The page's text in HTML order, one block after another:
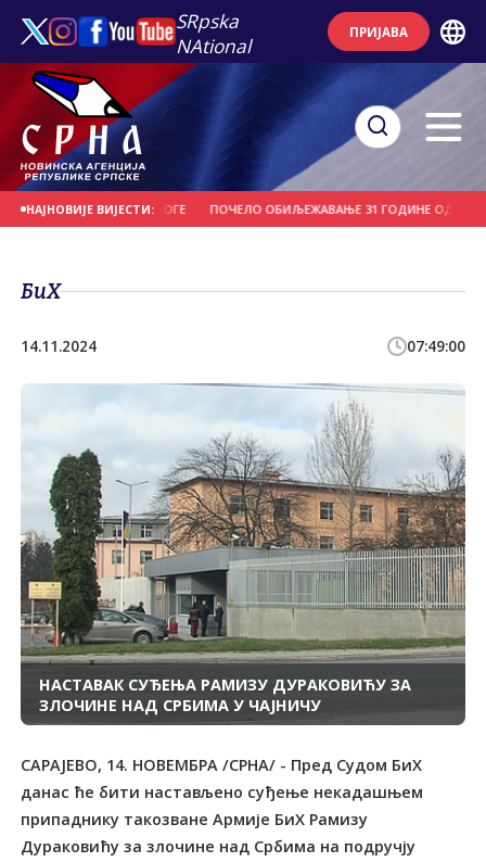
SRpska
NAtional
ПРИЈАВА
НАЈНОВИЈЕ ВИЈЕСТИ:
УХАПШЕНО ЗБОГ ДРОГЕ ПОЧЕЛО ОБИЉЕЖАВАЊЕ 31 ГОДИНЕ ОД
БиХ
14.11.2024 07:49:00
НАСТАВАК СУЂЕЊА РАМИЗУ ДУРАКОВИЋУ ЗА
ЗЛОЧИНЕ НАД СРБИМА У ЧАЈНИЧУ
САРАЈЕВО, 14. НОВЕМБРА /СРНА/ - Пред Судом БиХ
данас ће бити настављено суђење некадашњем
припаднику такозване Армије БиХ Рамизу
Дураковићу за злочине над Србима на подручју